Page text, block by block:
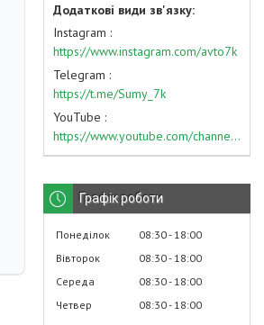
Instagram
https://www.instagram.com/avto7k
Telegram
https://t.me/Sumy_7k
YouTube
https://www.youtube.com/channel/UC574nvqqf5H_LzT4Va_GpQg?view_as=subscriber
Графік роботи
Понеділок 08:30 18:00
Вівторок
08:30 18:00
Середа
08:30 18:00
Четвер
08:30 18:00